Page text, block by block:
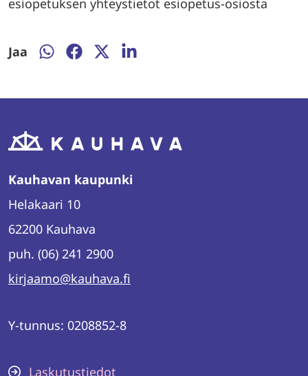
esiopetuksen yhteystietot esiopetus-osiosta
Jaa
Jaa
Jaa
Jaa
Jaa
Kauhavan kaupunki
Helakaari 10
62200 Kauhava
puh. (06) 241 2900
kirjaamo@kauhava.fi
Y-tunnus: 0208852-8
Laskutustiedot